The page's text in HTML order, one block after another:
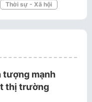
Thời sự - Xã hội
tượng mạnh
thị trường